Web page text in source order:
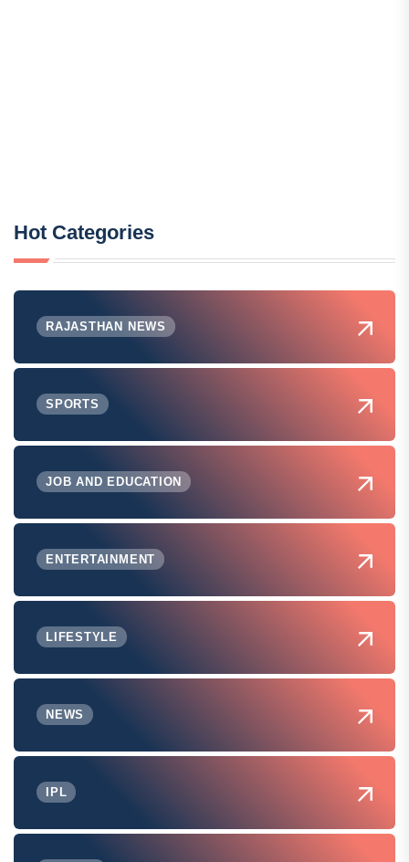
Hot Categories
RAJASTHAN NEWS
SPORTS
JOB AND EDUCATION
ENTERTAINMENT
LIFESTYLE
NEWS
IPL